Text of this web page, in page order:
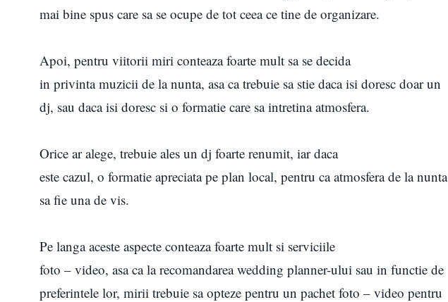
mai bine spus care sa se ocupe de tot ceea ce tine de organizare.
Apoi, pentru viitorii miri conteaza foarte mult sa se decida
in privinta muzicii de la nunta, asa ca trebuie sa stie daca isi doresc doar un
dj, sau daca isi doresc si o formatie care sa intretina atmosfera.
Orice ar alege, trebuie ales un dj foarte renumit, iar daca
este cazul, o formatie apreciata pe plan local, pentru ca atmosfera de la nunta
sa fie una de vis.
Pe langa aceste aspecte conteaza foarte mult si serviciile
foto – video, asa ca la recomandarea wedding planner-ului sau in functie de
preferintele lor, mirii trebuie sa opteze pentru un pachet foto – video pentru